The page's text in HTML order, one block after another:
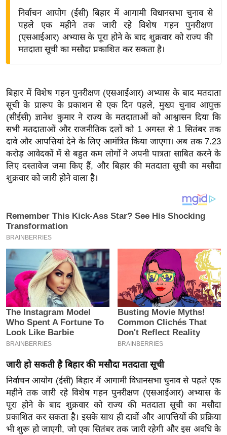
द्यो
त
वि
शे
ष
ज्ञ
रा
य
ट
खे
ल
क्रि
के
ट
I
P
L
2
6
क्रा
इ
म
निर्वाचन आयोग (ईसी) बिहार में आगामी विधानसभा चुनाव से
पहले एक महीने तक जारी रहे विशेष गहन पुनरीक्षण
(एसआईआर) अभ्यास के पूरा होने के बाद शुक्रवार को राज्य की
मतदाता सूची का मसौदा प्रकाशित कर सकता है।
बिहार में विशेष गहन पुनरीक्षण (एसआईआर) अभ्यास के बाद मतदाता
सूची के प्रारूप के प्रकाशन से एक दिन पहले, मुख्य चुनाव आयुक्त
(सीईसी) ज्ञानेश कुमार ने राज्य के मतदाताओं को आश्वासन दिया कि
सभी मतदाताओं और राजनीतिक दलों को 1 अगस्त से 1 सितंबर तक
दावे और आपत्तियां देने के लिए आमंत्रित किया जाएगा। अब तक 7.23
करोड़ आवेदकों में से बहुत कम लोगों ने अपनी पात्रता साबित करने के
लिए दस्तावेज जमा किए हैं, और बिहार की मतदाता सूची का मसौदा
शुक्रवार को जारी होने वाला है।
जारी हो सकती है बिहार की मसौदा मतदाता सूची
निर्वाचन आयोग (ईसी) बिहार में आगामी विधानसभा चुनाव से पहले एक
महीने तक जारी रहे विशेष गहन पुनरीक्षण (एसआईआर) अभ्यास के
पूरा होने के बाद शुक्रवार को राज्य की मतदाता सूची का मसौदा
प्रकाशित कर सकता है। इसके साथ ही दावों और आपत्तियों की प्रक्रिया
भी शुरू हो जाएगी, जो एक सितंबर तक जारी रहेगी और इस अवधि के